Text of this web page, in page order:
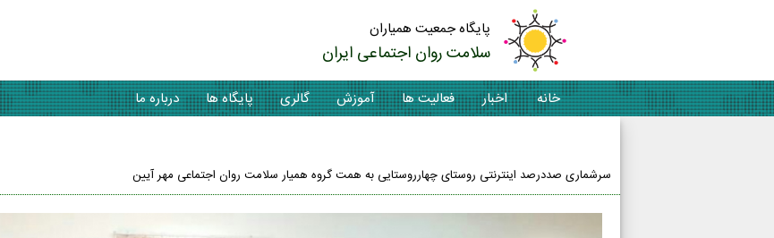
پایگاه جمعیت همیاران
سلامت روان اجتماعی ایران
خانه اخبار فعالیت ها آموزش گالری پایگاه ها
درباره ما
سرشماری صددرصد اینترنتی روستای چهارروستایی به همت گروه همیار سلامت روان اجتماعی مهر آیین